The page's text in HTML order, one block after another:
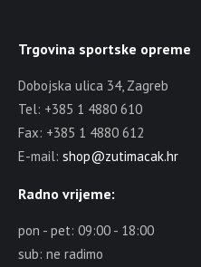
Trgovina sportske opreme
Dobojska ulica 34, Zagreb
Tel: +385 1 4880 610
Fax: +385 1 4880 612
E-mail: shop@zutimacak.hr
Radno vrijeme:
pon - pet: 09:00 - 18:00
sub: ne radimo